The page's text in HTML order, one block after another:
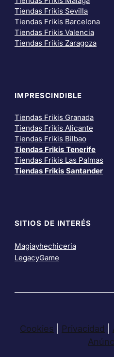
Tiendas Frikis Sevilla
Tiendas Frikis Barcelona
Tiendas Frikis Valencia
Tiendas Frikis Zaragoza
IMPRESCINDIBLE
Tiendas Frikis Granada
Tiendas Frikis Alicante
Tiendas Frikis Bilbao
Tiendas Frikis Tenerife
Tiendas Frikis Las Palmas
Tiendas Frikis Santander
SITIOS DE INTERÉS
Magiayhechiceria
LegacyGame
Cookies Privacidad